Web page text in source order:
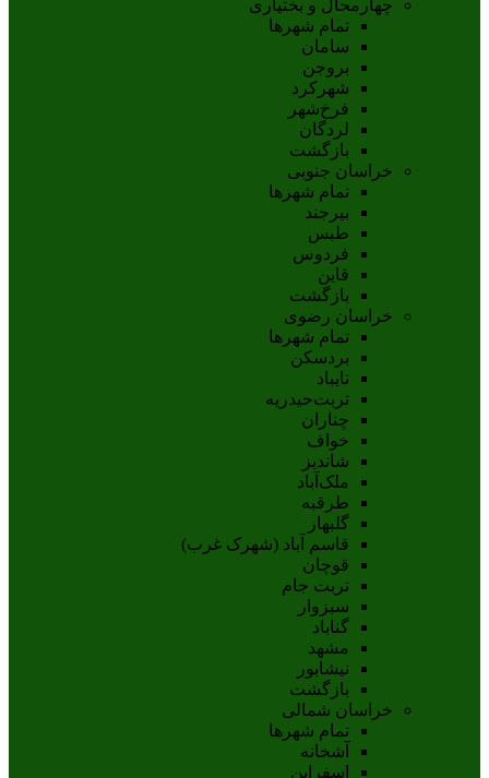
چهارمحال و بختیاری
تمام شهر‌ها
سامان
بروجن
شهرکرد
فرخ‌شهر
لردگان
بازگشت
خراسان جنوبی
تمام شهر‌ها
بيرجند
طبس
فردوس
قاين
بازگشت
خراسان رضوی
تمام شهر‌ها
بردسکن
تایباد
تربت‌حیدریه
چناران
خواف
شاندیز
ملک‌آباد
طرقبه
گلبهار
قاسم آباد (شهرک غرب)
قوچان
تربت جام
سبزوار
گناباد
مشهد
نيشابور
بازگشت
خراسان شمالی
تمام شهر‌ها
آشخانه
اسفراين